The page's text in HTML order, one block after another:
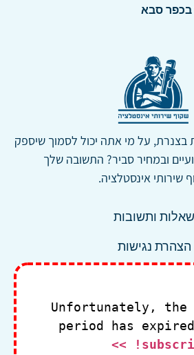
בכפר סבא
בצנרת, על מי אתה יכול לסמוך שיספק
ובמחיר סביר? התשובה שלך
אינסטלציה.
שאלות ותשובות
הצהרת נגישות
Unfortunately,
period has